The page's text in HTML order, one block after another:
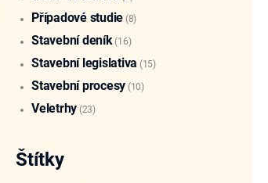
Případové studie (8)
Stavební deník(16)
Stavební legislativa (15)
Stavební procesy (10)
Veletrhy (23)
Štítky